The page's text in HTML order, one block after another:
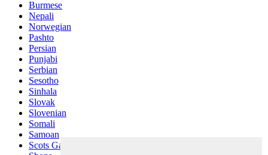
Burmese
Nepali
Norwegian
Pashto
Persian
Punjabi
Serbian
Sesotho
Sinhala
Slovak
Slovenian
Somali
Samoan
Scots Gaelic